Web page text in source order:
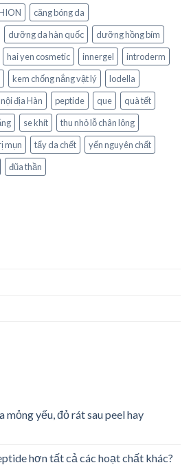
căng bóng da
dưỡng da hàn quốc
dưỡng hồng bím
hai yen cosmetic innergel
introderm
kem chống nắng vật lý
lodella
nội địa Hàn peptide que
quà tết
se khít
thu nhỏ lỗ chân lông
mụn tẩy da chết
yến nguyên chất
đũa thần
mỏng yếu, đỏ rát sau peel hay
hơn tất cả các hoạt chất khác?